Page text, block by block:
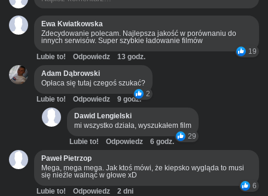
Ewa Kwiatkowska
Zdecydowanie polecam. Najlepsza jakość w porównaniu do
innych serwisów. Super szybkie ładowanie filmów
19
Lubie to! Odpowiedz
13 godz.
Adam Dąbrowski
Opłaca się tutaj czegoś szukać?
2
Lubie to! Odpowiedz
9 godz.
Dawid Lengielski
mi wszystko działa, wyszukałem film
29
Lubie to! Odpowiedz
6 godz.
Paweł Pietrzop
Mega, mega mega. Jak ktoś mówi, że kiepsko wygląda to musi
się nieźle walnąć w głowe xD
6
Lubie to! Odpowiedz
2 dni